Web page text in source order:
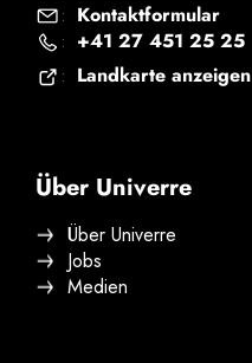
: Kontaktformular
: +41 27 451 25 25
: Landkarte anzeigen
Über Univerre
Über Univerre
Jobs
Medien